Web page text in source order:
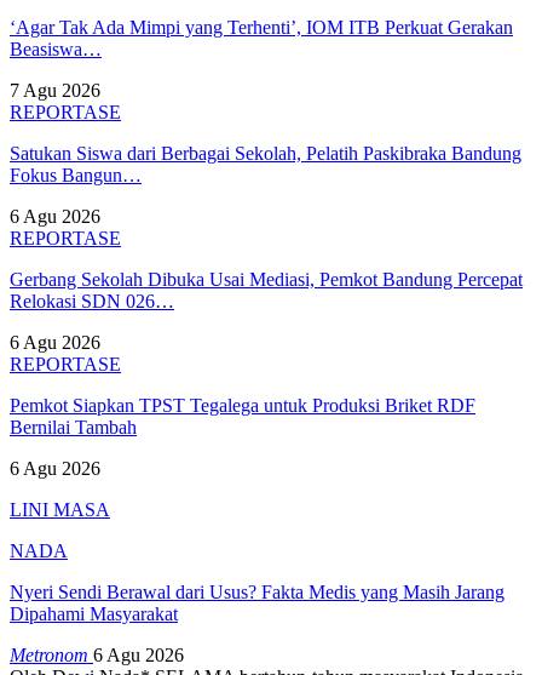
‘Agar Tak Ada Mimpi yang Terhenti’, IOM ITB Perkuat Gerakan
Beasiswa…
7 Agu 2026
REPORTASE
Satukan Siswa dari Berbagai Sekolah, Pelatih Paskibraka Bandung
Fokus Bangun…
6 Agu 2026
REPORTASE
Gerbang Sekolah Dibuka Usai Mediasi, Pemkot Bandung Percepat
Relokasi SDN 026…
6 Agu 2026
REPORTASE
Pemkot Siapkan TPST Tegalega untuk Produksi Briket RDF
Bernilai Tambah
6 Agu 2026
LINI MASA
NADA
Nyeri Sendi Berawal dari Usus? Fakta Medis yang Masih Jarang
Dipahami Masyarakat
Metronom 6 Agu 2026